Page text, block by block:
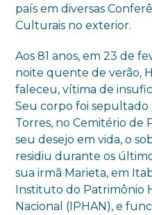
país em diversas
Culturais no exterior.
Aos 81 anos, em 23 de
noite quente de verão,
faleceu, vítima de
Seu corpo foi
Torres, no Cemitério de
seu desejo em vida, o
residiu durante os
sua irmã Marieta, em
Instituto do Patrimônio
Nacional (IPHAN), e